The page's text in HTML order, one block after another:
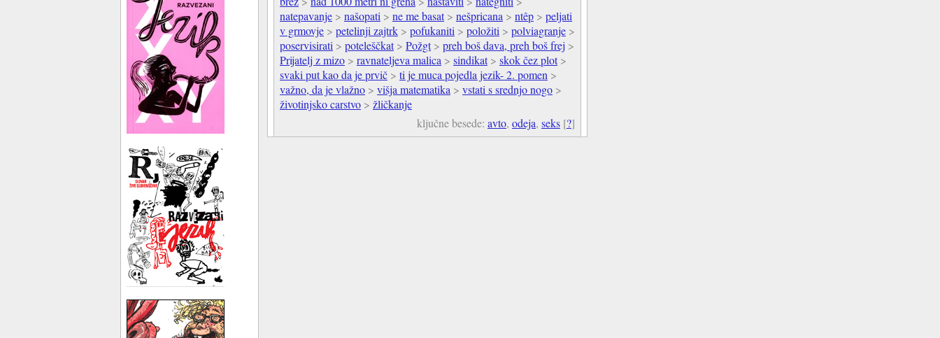
natepavanje > našopati > ne me basat> nešpricana > ntêp > peljati
v grmovje > petelinji zajtrk > pofukaniti > položiti > polviagranje >
poservisirati > poteleščkat> Požgt> preh boš dava, preh boš frej >
Prijatelj z mizo > ravnateljeva malica > sindikat> skok čez plot>
svaki put kao da je prvič > ti je muca pojedla jezik- 2. pomen >
važno, da je vlažno > višja matematika > vstati s srednjo nogo >
životinjsko carstvo > žličkanje
ključne besede: avto, odeja, seks [?]